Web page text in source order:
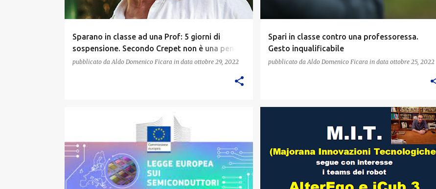
Sparano in classe ad una Prof: 5 giorni di
sospensione. Secondo Crepet non è una pena,
ma una pacchia per i ragazzi
pubblicato da Aldo Domenico Ficara in data ottobre 29, 2022
Spari in classe contro una professoressa.
Gesto inqualificabile
pubblicato da Aldo Domenico Ficara in data ottobre 25, 2022